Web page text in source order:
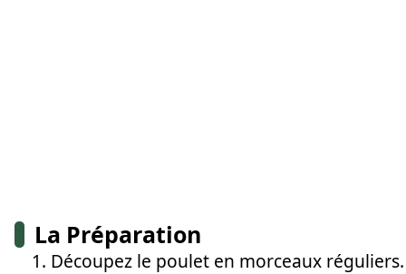
La Préparation
Découpez le poulet en morceaux réguliers.